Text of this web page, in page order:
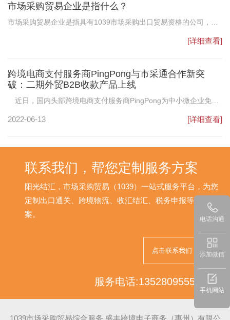
市场采购贸易企业是指什么？
市场采购贸易企业是指具有1039市场采购出口贸易资格的公司，市
他一般公司一样，资格权比较大。另外一个就是个体工商户，主体
[详细查看]
跨境电商支付服务商PingPong与市采通合作新突
破：二期外贸B2B收款产品上线
近日，国内头部跨境电商支付服务商PingPong为中小微企业免税
款”功能正式上线，这进一步深化创新着“跨境电商+市场采购”业态融
2022-06-13 [详细查看]
联系我们，帮您定制服务方案
阳光结汇，市场采购贸易（1039）一站式服务平台，为您
定制出口通关、跨境物流、收汇结汇、税务申报等解决方
案。
点击联系我们
服务电话:13528095552
1039市场采购贸易综合服务 盛丰跨境电子商务（惠州）有限公
电话沟通
添加微信
手机网站